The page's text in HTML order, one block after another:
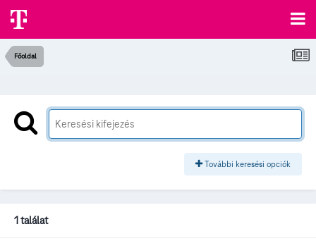
Főoldal
További keresési opciók
1 találat